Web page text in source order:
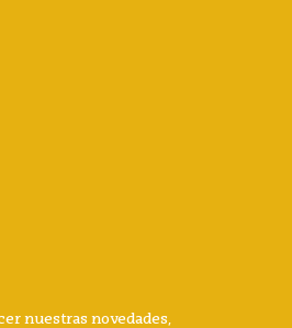
nuestras novedades,